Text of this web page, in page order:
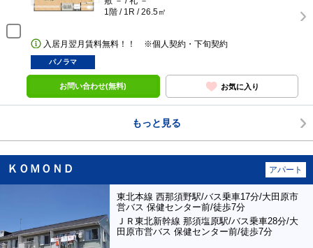
1階 / 1R / 26.5㎡
入居月翌月賃料無料！！ ※個人契約・下旬契約
パノラマ
お問い合わせ(無料) お気に入り
もっと見る
ＫＯＭＯＮＤ アパート
東北本線 西那須野駅/バス乗車17分/大田原市
営バス 保健センター前/徒歩7分
ＪＲ東北新幹線 那須塩原駅/バス乗車28分/大
田原市営バス 保健センター前/徒歩7分